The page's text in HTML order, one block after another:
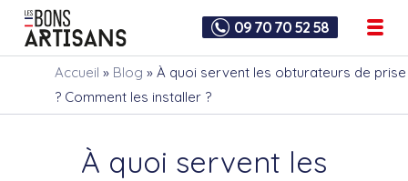
09 70 70 52 58
Accueil » Blog » À quoi servent les obturateurs de prise
? Comment les installer ?
À quoi servent les